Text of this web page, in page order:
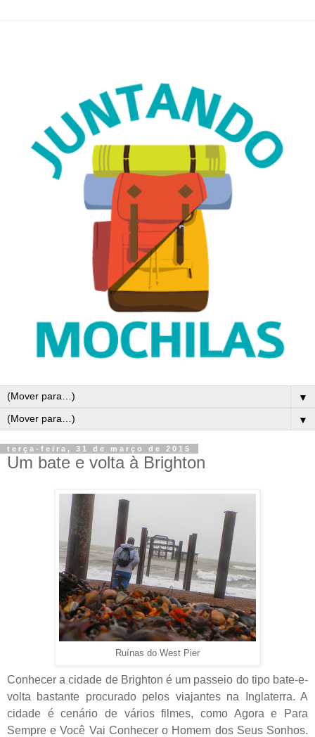
▼
▼
terça-feira, 31 de março de 2015
Um bate e volta à Brighton
Ruínas do West Pier
Conhecer a cidade de Brighton é um passeio do tipo bate-e-
volta bastante procurado pelos viajantes na Inglaterra. A
cidade é cenário de vários filmes, como Agora e Para
Sempre eVocê Vai Conhecer o Homem dos Seus Sonhos.